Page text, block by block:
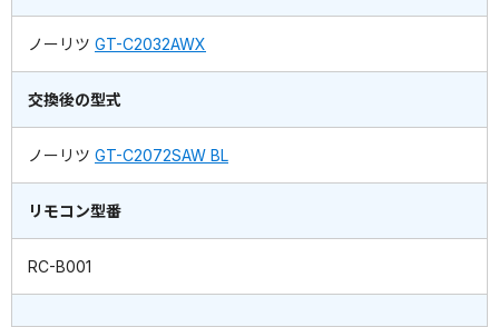
ノーリツ GT-C2032AWX
交換後の型式
ノーリツ GT-C2072SAW BL
リモコン型番
RC-B001